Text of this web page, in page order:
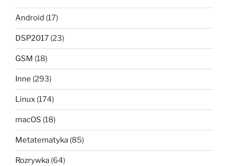
Android (17)
DSP2017 (23)
GSM (18)
Inne (293)
Linux (174)
macOS (18)
Metatematyka (85)
Rozrywka (64)